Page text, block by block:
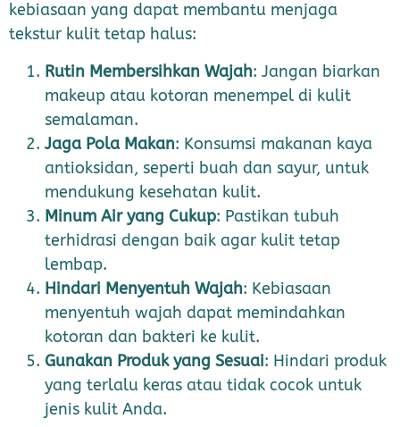
kebiasaan yang dapat membantu menjaga
tekstur kulit tetap halus:
Rutin Membersihkan Wajah: Jangan biarkan
makeup atau kotoran menempel di kulit
semalaman.
Jaga Pola Makan: Konsumsi makanan kaya
antioksidan, seperti buah dan sayur, untuk
mendukung kesehatan kulit.
Minum Air yang Cukup: Pastikan tubuh
terhidrasi dengan baik agar kulit tetap
lembap.
Hindari Menyentuh Wajah: Kebiasaan
menyentuh wajah dapat memindahkan
kotoran dan bakteri ke kulit.
Gunakan Produk yang Sesuai: Hindari produk
yang terlalu keras atau tidak cocok untuk
jenis kulit Anda.